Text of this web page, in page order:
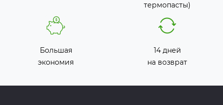
термопасты)
Большая
экономия
14 дней
на возврат